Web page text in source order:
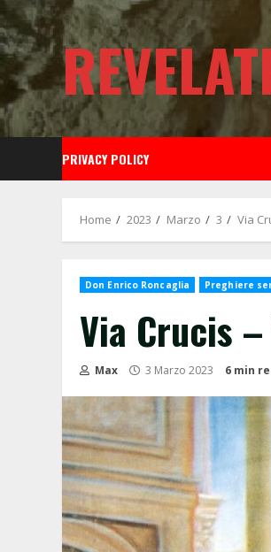
Skip
to
content
PRIVACY POLICY
Home 2023 Marzo 3 Via
Don Enrico Roncaglia Preghiere
Via Crucis
Max 3 Marzo 2023 6 min